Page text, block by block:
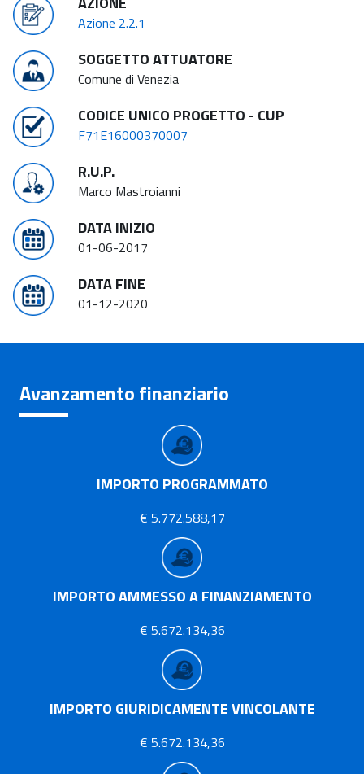
Azione 2.2.1
SOGGETTO ATTUATORE
Comune di Venezia
CODICE UNICO PROGETTO - CUP
F71E16000370007
R.U.P.
Marco Mastroianni
DATA INIZIO
01-06-2017
DATA FINE
01-12-2020
Avanzamento finanziario
IMPORTO PROGRAMMATO
€ 5.772.588,17
IMPORTO AMMESSO A FINANZIAMENTO
€ 5.672.134,36
IMPORTO GIURIDICAMENTE VINCOLANTE
€ 5.672.134,36